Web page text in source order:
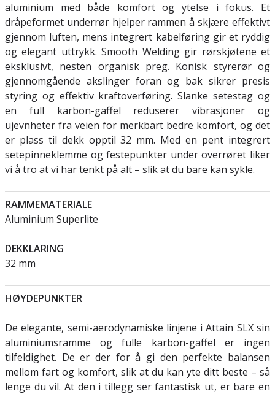
aluminium med både komfort og ytelse i fokus. Et
dråpeformet underrør hjelper rammen å skjære effektivt
gjennom luften, mens integrert kabelføring gir et ryddig
og elegant uttrykk. Smooth Welding gir rørskjøtene et
eksklusivt, nesten organisk preg. Konisk styrerør og
gjennomgående akslinger foran og bak sikrer presis
styring og effektiv kraftoverføring. Slanke setestag og
en full karbon-gaffel reduserer vibrasjoner og
ujevnheter fra veien for merkbart bedre komfort, og det
er plass til dekk opptil 32 mm. Med en pent integrert
setepinneklemme og festepunkter under overrøret liker
vi å tro at vi har tenkt på alt – slik at du bare kan sykle.
RAMMEMATERIALE
Aluminium Superlite
DEKKLARING
32 mm
HØYDEPUNKTER
De elegante, semi-aerodynamiske linjene i Attain SLX sin
aluminiumsramme og fulle karbon-gaffel er ingen
tilfeldighet. De er der for å gi den perfekte balansen
mellom fart og komfort, slik at du kan yte ditt beste – så
lenge du vil. At den i tillegg ser fantastisk ut, er bare en